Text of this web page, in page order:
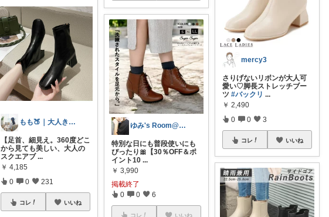
もも🍑｜大人きれいめファッション
【足首、細見え。360度どこ
から見ても美しい、大人の
スクエアブ ...
￥ 4,185
0 0 231
コレ いいね
ゆみ's Room@ご訪問感謝！
特別な日にも普段使いにも
ぴったり🎀【30％OFF＆ポ
イント10 ...
￥ 3,990
掲載終了
0 0 6
コレ いいね
mercy3
さりげないリボンが大人可
愛い♡脚長ストレッチブー
ツ#バックリ ...
￥ 2,490
0 0 3
コレ いいね